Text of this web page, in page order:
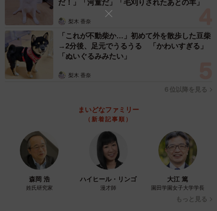
んでみたという。2022年10月17日のことだった。
だ！」「河童だ」「毛刈りされたあとの羊」
梨木 香奈
「これが不動柴か…」初めて外を散歩した豆柴
→2分後、足元でうるうる 「かわいすぎる」
「ぬいぐるみみたい」
梨木 香奈
６位以降を見る
まいどなファミリー
（新着記事順）
森岡 浩
姓氏研究家
ハイヒール・リンゴ
漫才師
大江 篤
園田学園女子大学学長
もっと見る